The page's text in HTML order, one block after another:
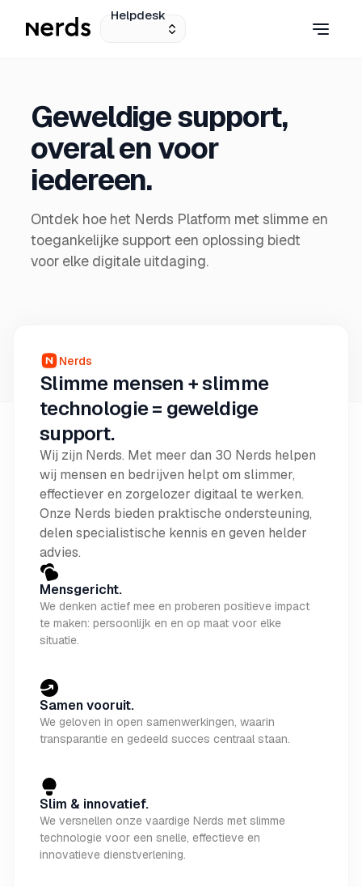
Helpdesk
Geweldige support,
overal en voor
iedereen.
Ontdek hoe het Nerds Platform met slimme en
toegankelijke support een oplossing biedt
voor elke digitale uitdaging.
Nerds
Slimme mensen + slimme
technologie = geweldige
support.
Wij zijn Nerds. Met meer dan 30 Nerds helpen
wij mensen en bedrijven helpt om slimmer,
effectiever en zorgelozer digitaal te werken.
Onze Nerds bieden praktische ondersteuning,
delen specialistische kennis en geven helder
advies.
Mensgericht.
We denken actief mee en proberen positieve impact
te maken: persoonlijk en en op maat voor elke
situatie.
Samen vooruit.
We geloven in open samenwerkingen, waarin
transparantie en gedeeld succes centraal staan.
Slim & innovatief.
We versnellen onze vaardige Nerds met slimme
technologie voor een snelle, effectieve en
innovatieve dienstverlening.